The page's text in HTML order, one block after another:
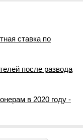
ставка по
после развода
в 2020 году -